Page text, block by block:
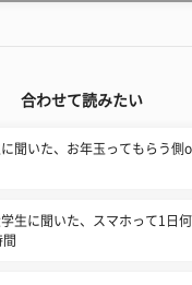
合わせて読みたい
聞いた、お年玉ってもらう側
生に聞いた、スマホって1日